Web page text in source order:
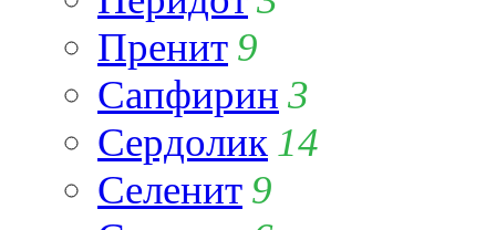
Пренит 9
Сапфирин 3
Сердолик 14
Селенит 9